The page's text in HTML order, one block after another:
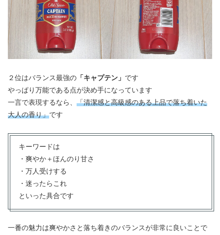
２位はバランス最強の 「キャプテン」 です
やっぱり万能である点が決め手になっています
一言で表現するなら、 「清潔感と高級感のある上品で落ち着いた
大人の香り」です
キーワードは
・爽やか＋ほんのり甘さ
・万人受けする
・迷ったらこれ
といった具合です
一番の魅力は爽やかさと落ち着きのバランスが非常に良いことで